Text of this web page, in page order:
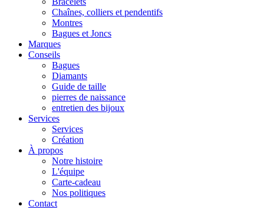
Chaînes, colliers et pendentifs
Montres
Bagues et Joncs
Marques
Conseils
Bagues
Diamants
Guide de taille
pierres de naissance
entretien des bijoux
Services
Services
Création
À propos
Notre histoire
L'équipe
Carte-cadeau
Nos politiques
Contact